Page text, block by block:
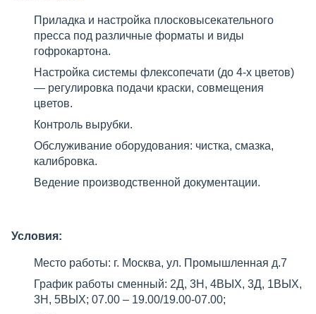
Приладка и настройка плосковысекательного
пресса под различные форматы и виды
гофрокартона.
Настройка системы флексопечати (до 4-х цветов)
— регулировка подачи краски, совмещения
цветов.
Контроль вырубки.
Обслуживание оборудования: чистка, смазка,
калибровка.
Ведение производственной документации.
Условия:
Место работы: г. Москва, ул. Промышленная д.7
График работы сменный: 2Д, 3Н, 4ВЫХ, 3Д, 1ВЫХ,
3Н, 5ВЫХ; 07.00 – 19.00/19.00-07.00;